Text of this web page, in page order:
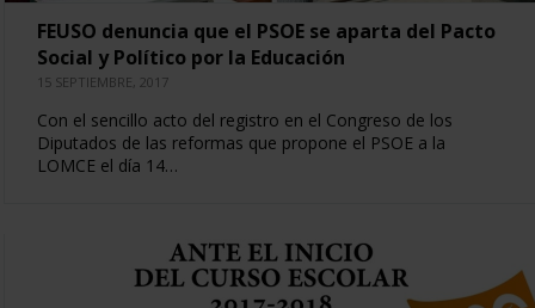
FEUSO denuncia que el PSOE se aparta del Pacto
Social y Político por la Educación
15 SEPTIEMBRE, 2017
Con el sencillo acto del registro en el Congreso de los
Diputados de las reformas que propone el PSOE a la
LOMCE el día 14…